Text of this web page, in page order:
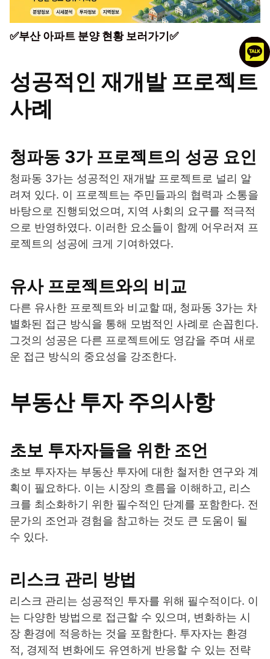
✅부산 아파트 분양 현황 보러가기✅
성공적인 재개발 프로젝트
사례
청파동 3가 프로젝트의 성공 요인
청파동 3가는 성공적인 재개발 프로젝트로 널리 알
려져 있다. 이 프로젝트는 주민들과의 협력과 소통을
바탕으로 진행되었으며, 지역 사회의 요구를 적극적
으로 반영하였다. 이러한 요소들이 함께 어우러져 프
로젝트의 성공에 크게 기여하였다.
유사 프로젝트와의 비교
다른 유사한 프로젝트와 비교할 때, 청파동 3가는 차
별화된 접근 방식을 통해 모범적인 사례로 손꼽힌다.
그것의 성공은 다른 프로젝트에도 영감을 주며 새로
운 접근 방식의 중요성을 강조한다.
부동산 투자 주의사항
초보 투자자들을 위한 조언
초보 투자자는 부동산 투자에 대한 철저한 연구와 계
획이 필요하다. 이는 시장의 흐름을 이해하고, 리스
크를 최소화하기 위한 필수적인 단계를 포함한다. 전
문가의 조언과 경험을 참고하는 것도 큰 도움이 될
수 있다.
리스크 관리 방법
리스크 관리는 성공적인 투자를 위해 필수적이다. 이
는 다양한 방법으로 접근할 수 있으며, 변화하는 시
장 환경에 적응하는 것을 포함한다. 투자자는 환경
적, 경제적 변화에도 유연하게 반응할 수 있는 전략